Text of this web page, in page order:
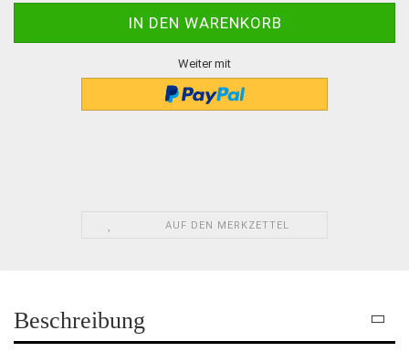
Weiter mit
AUF DEN MERKZETTEL
Beschreibung